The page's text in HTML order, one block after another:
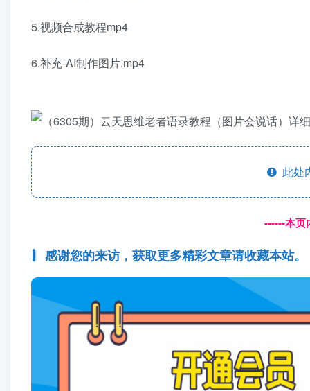
5.视频合成教程mp4
6.补充-AI制作图片.mp4
此处
------本页
感谢您的来访，获取更多精彩文章请收藏本站。